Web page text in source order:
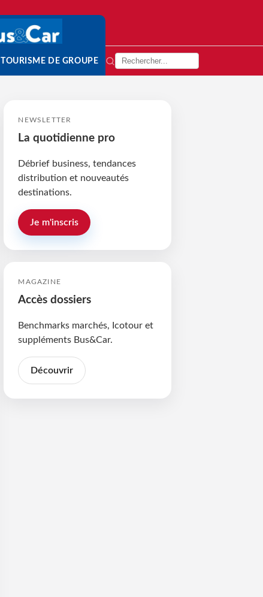
TOURISME DE GROUPE
NEWSLETTER
La quotidienne pro
Débrief business, tendances
distribution et nouveautés
destinations.
Je m'inscris
MAGAZINE
Accès dossiers
Benchmarks marchés, Icotour et
suppléments Bus&Car.
Découvrir